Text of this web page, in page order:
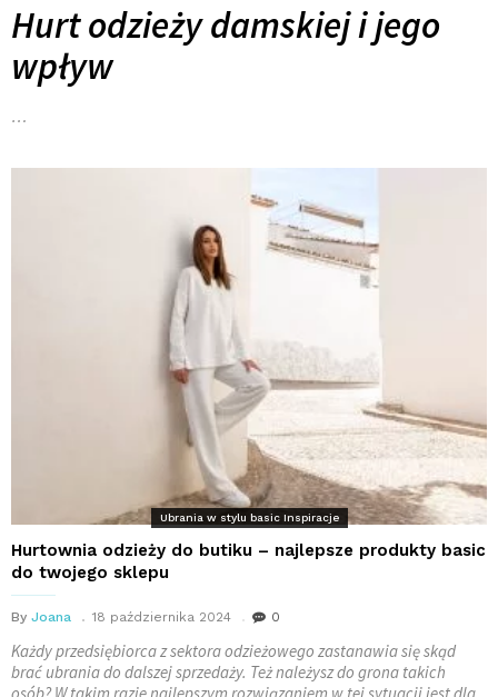
Hurt odzieży damskiej i jego
wpływ
…
Ubrania w stylu basic Inspiracje
Hurtownia odzieży do butiku – najlepsze produkty basic
do twojego sklepu
By Joana 18 października 2024 0
Każdy przedsiębiorca z sektora odzieżowego zastanawia się skąd
brać ubrania do dalszej sprzedaży. Też należysz do grona takich